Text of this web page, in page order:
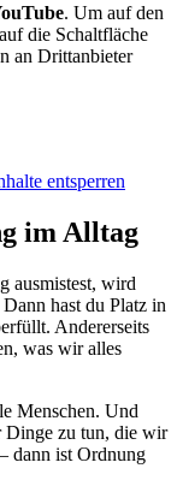
. Um auf den
die Schaltfläche
an Drittanbieter
entsperren
im Alltag
ausmistest, wird
hast du Platz in
Andererseits
was wir alles
Menschen. Und
Dinge zu tun, die wir
dann ist Ordnung